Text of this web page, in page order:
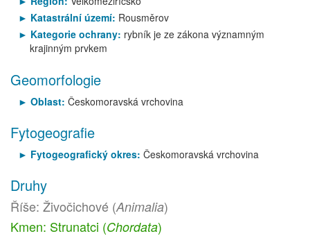
Katastrální území: Rousměrov
Kategorie ochrany: rybník je ze zákona významným
krajinným prvkem
Geomorfologie
Oblast: Českomoravská vrchovina
Fytogeografie
Fytogeografický okres: Českomoravská vrchovina
Druhy
Říše: Živočichové (Animalia)
Kmen: Strunatci (Chordata)